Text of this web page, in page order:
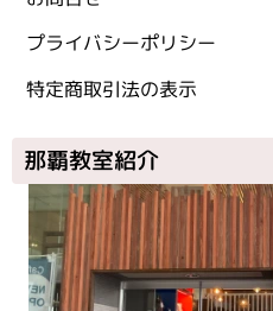
プライバシーポリシー
特定商取引法の表示
那覇教室紹介